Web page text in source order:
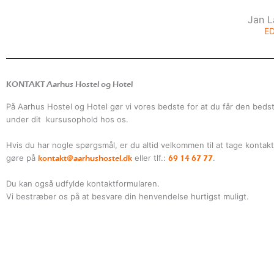
Jan
KONTAKT Aarhus Hostel og Hotel
På Aarhus Hostel og Hotel gør vi vores bedste for at du får den
under dit kursusophold hos os.
Hvis du har nogle spørgsmål, er du altid velkommen til at tage
gøre på kontakt@aarhushostel.dk eller tlf.: 69 14 67 77.
Du kan også udfylde kontaktformularen.
Vi bestræber os på at besvare din henvendelse hurtigst muligt.